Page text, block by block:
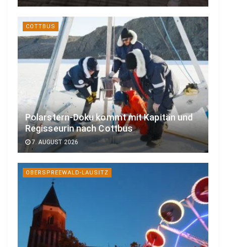
COTTBUS
Polarstern-Doku kommt mit Kapitän und
Regisseurin nach Cottbus
7. AUGUST 2026
OBERSPREEWALD-LAUSITZ